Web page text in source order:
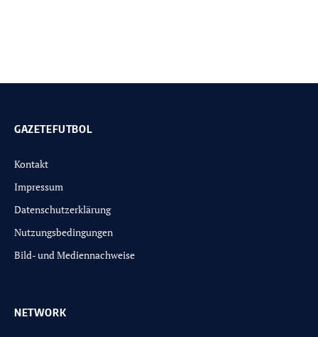
GAZETEFUTBOL
Kontakt
Impressum
Datenschutzerklärung
Nutzungsbedingungen
Bild- und Mediennachweise
NETWORK